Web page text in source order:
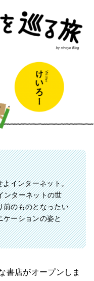
よインターネット。
ンターネットの世
前のものとなったい
ケーションの姿と
書店がオープンしま